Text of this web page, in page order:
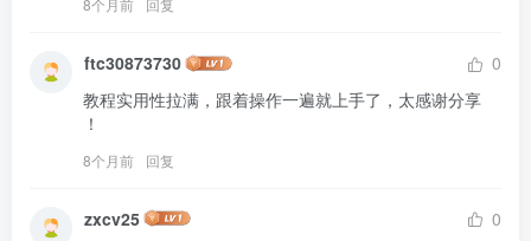
8个月前 回复
ftc30873730
0
教程实用性拉满，跟着操作一遍就上手了，太感谢分享
！
8个月前 回复
zxcv25
0